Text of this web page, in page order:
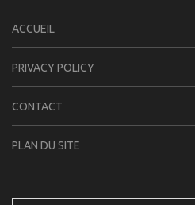
ACCUEIL
PRIVACY POLICY
CONTACT
PLAN DU SITE